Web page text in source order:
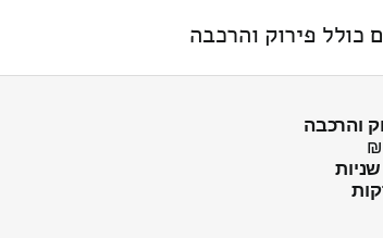
פירוק והרכבה
והרכבה